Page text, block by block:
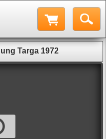
Targa 1972